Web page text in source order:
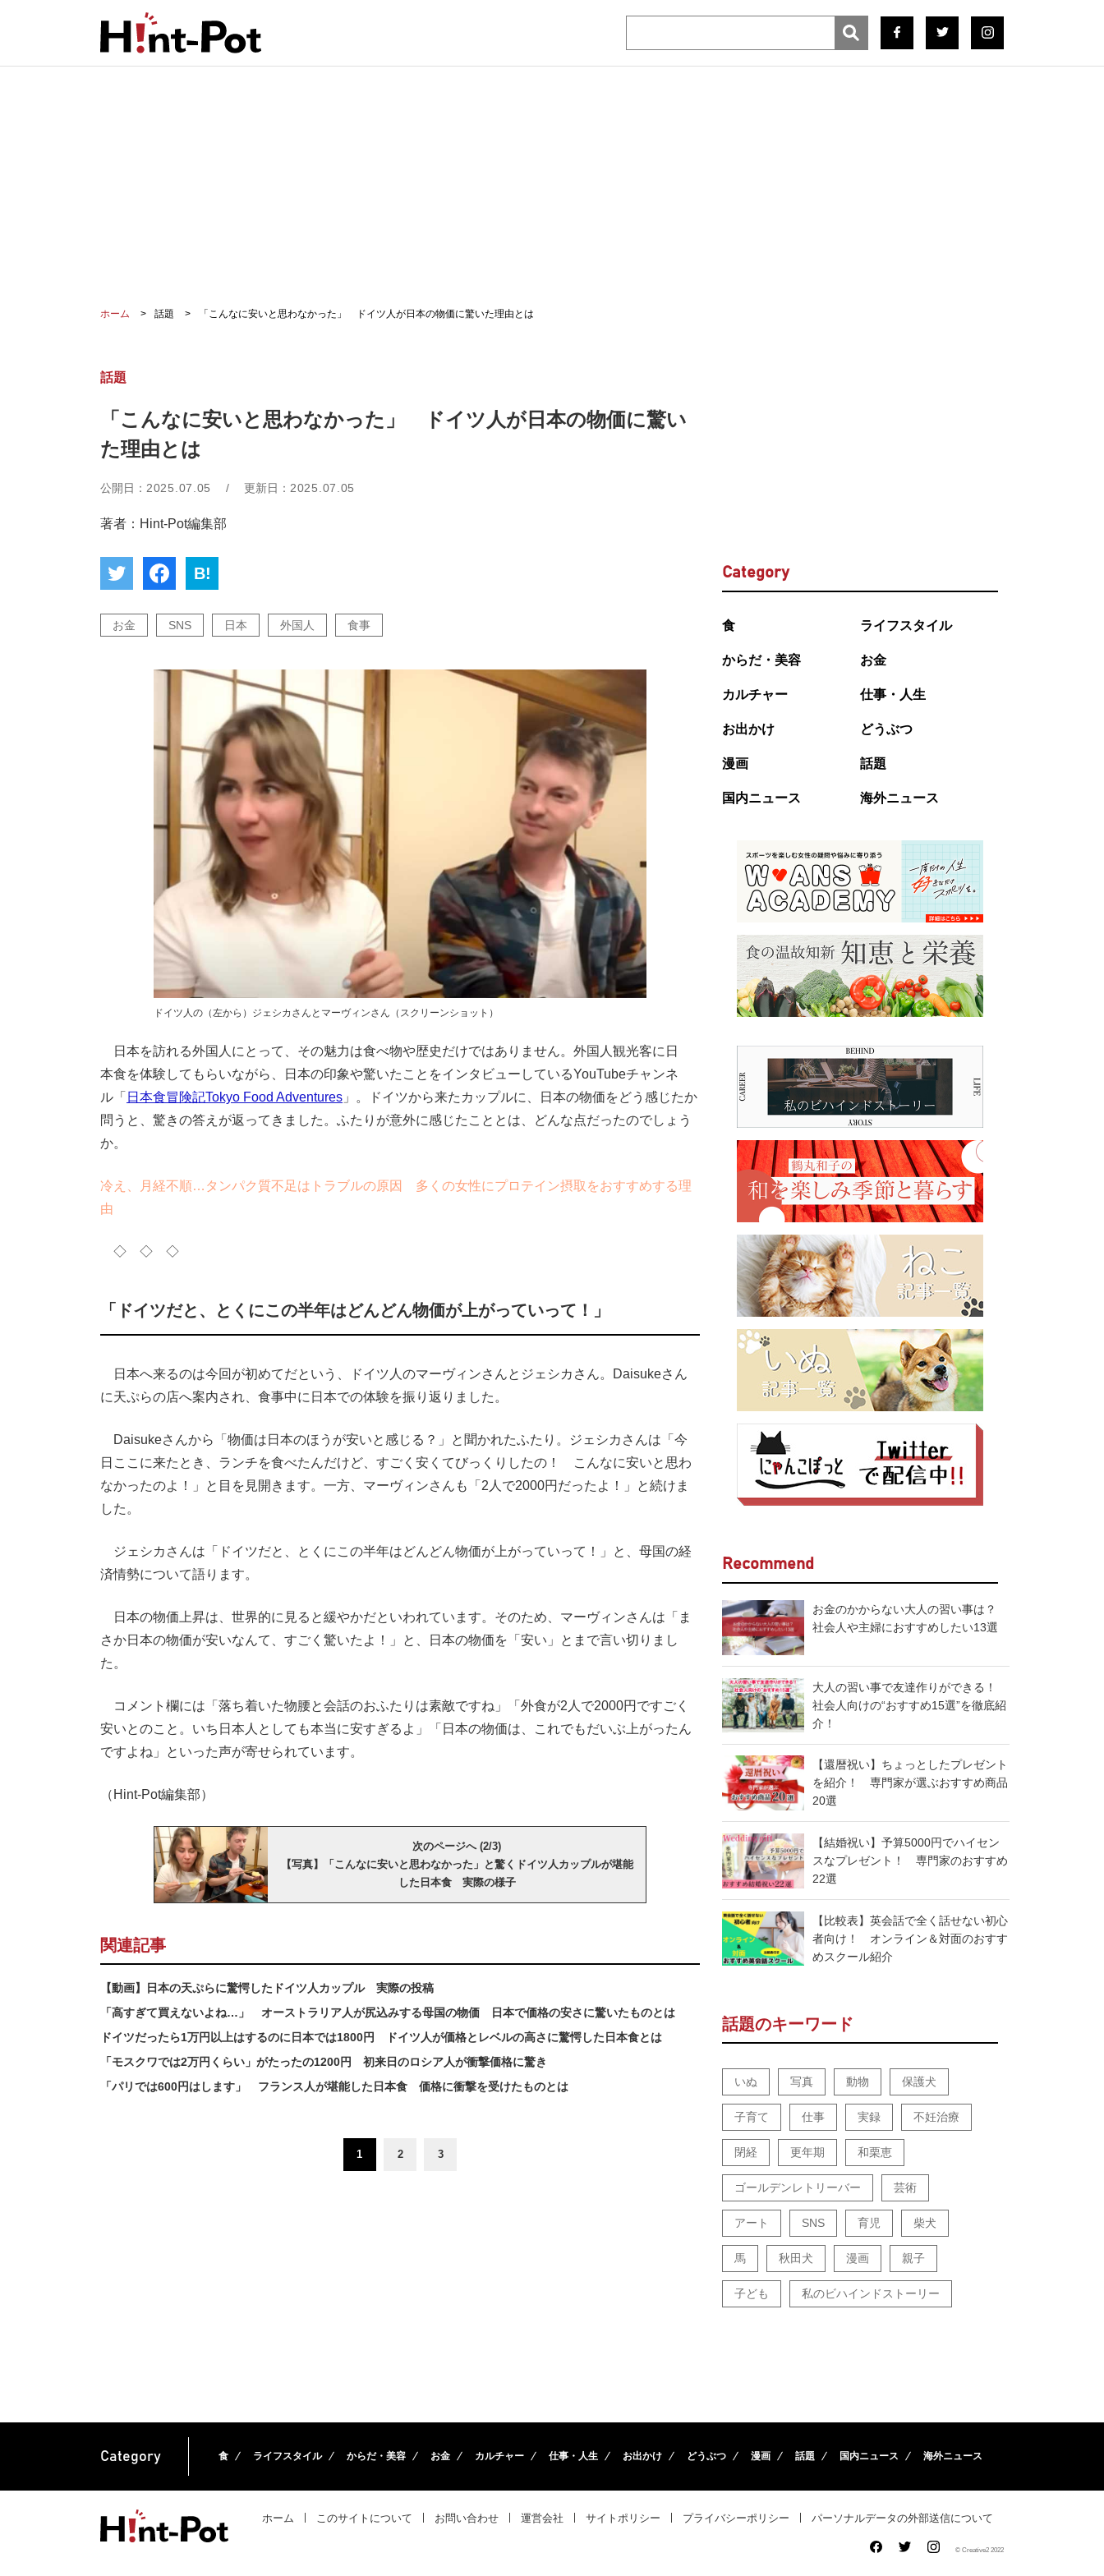
ホーム 話題 「こんなに安いと思わなかった」 ドイツ人が日本の物価に驚いた理由とは
話題
「こんなに安いと思わなかった」 ドイツ人が日本の物価に驚い
た理由とは
公開日： 2025.07.05 / 更新日： 2025.07.05
著者：Hint-Pot編集部
B!
お金 SNS 日本 外国人 食事
ドイツ人の（左から）ジェシカさんとマーヴィンさん（スクリーンショット）
日本を訪れる外国人にとって、その魅力は食べ物や歴史だけではありません。外国人観光客に日
本食を体験してもらいながら、日本の印象や驚いたことをインタビューしているYouTubeチャンネ
ル「 日本食冒険記Tokyo Food Adventures 」。ドイツから来たカップルに、日本の物価をどう感じたか
問うと、驚きの答えが返ってきました。ふたりが意外に感じたこととは、どんな点だったのでしょう
か。
冷え、月経不順…タンパク質不足はトラブルの原因 多くの女性にプロテイン摂取をおすすめする理
由
◇ ◇ ◇
「ドイツだと、とくにこの半年はどんどん物価が上がっていって！」
日本へ来るのは今回が初めてだという、ドイツ人のマーヴィンさんとジェシカさん。Daisukeさん
に天ぷらの店へ案内され、食事中に日本での体験を振り返りました。
Daisukeさんから「物価は日本のほうが安いと感じる？」と聞かれたふたり。ジェシカさんは「今
日ここに来たとき、ランチを食べたんだけど、すごく安くてびっくりしたの！ こんなに安いと思わ
なかったのよ！」と目を見開きます。一方、マーヴィンさんも「2人で2000円だったよ！」と続けま
した。
ジェシカさんは「ドイツだと、とくにこの半年はどんどん物価が上がっていって！」と、母国の経
済情勢について語ります。
日本の物価上昇は、世界的に見ると緩やかだといわれています。そのため、マーヴィンさんは「ま
さか日本の物価が安いなんて、すごく驚いたよ！」と、日本の物価を「安い」とまで言い切りまし
た。
コメント欄には「落ち着いた物腰と会話のおふたりは素敵ですね」「外食が2人で2000円ですごく
安いとのこと。いち日本人としても本当に安すぎるよ」「日本の物価は、これでもだいぶ上がったん
ですよね」といった声が寄せられています。
（Hint-Pot編集部）
次のページへ (2/3)
【写真】「こんなに安いと思わなかった」と驚くドイツ人カップルが堪能
した日本食 実際の様子
関連記事
【動画】日本の天ぷらに驚愕したドイツ人カップル 実際の投稿
「高すぎて買えないよね…」 オーストラリア人が尻込みする母国の物価 日本で価格の安さに驚いたものとは
ドイツだったら1万円以上はするのに日本では1800円 ドイツ人が価格とレベルの高さに驚愕した日本食とは
「モスクワでは2万円くらい」がたったの1200円 初来日のロシア人が衝撃価格に驚き
「パリでは600円はします」 フランス人が堪能した日本食 価格に衝撃を受けたものとは
1 2 3
Category
食 ライフスタイル
からだ・美容 お金
カルチャー 仕事・人生
お出かけ どうぶつ
漫画 話題
国内ニュース 海外ニュース
Recommend
お金のかからない大人の習い事は？
社会人や主婦におすすめしたい13選
大人の習い事で友達作りができる！
社会人向けの“おすすめ15選”を徹底紹
介！
【還暦祝い】ちょっとしたプレゼント
を紹介！ 専門家が選ぶおすすめ商品
20選
【結婚祝い】予算5000円でハイセン
スなプレゼント！ 専門家のおすすめ
22選
【比較表】英会話で全く話せない初心
者向け！ オンライン＆対面のおすす
めスクール紹介
話題のキーワード
いぬ 写真 動物 保護犬
子育て 仕事 実録 不妊治療
閉経 更年期 和栗恵
ゴールデンレトリーバー 芸術
アート SNS 育児 柴犬
馬 秋田犬 漫画 親子
子ども 私のビハインドストーリー
Category 食 ライフスタイル からだ・美容 お金 カルチャー 仕事・人生 お出かけ どうぶつ 漫画 話題 国内ニュース 海外ニュース
ホーム このサイトについて お問い合わせ 運営会社 サイトポリシー プライバシーポリシー パーソナルデータの外部送信について
© Creative2 2022